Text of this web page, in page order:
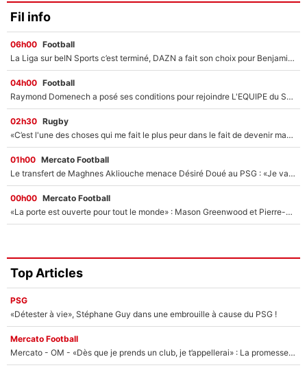
Fil info
06h00 Football
La Liga sur beIN Sports c’est terminé, DAZN a fait son choix pour Benjamin Da Silva et Omar Da Fonseca !
04h00 Football
Raymond Domenech a posé ses conditions pour rejoindre L'EQUIPE du Soir : Il refuse de faire l'émission avec un autre chroniqueur !
02h30 Rugby
«C’est l'une des choses qui me fait le plus peur dans le fait de devenir maman» : En couple avec Antoine Dupont, Iris Mittenaere s'inquiète déjà pour ses futurs enfants !
01h00 Mercato Football
Le transfert de Maghnes Akliouche menace Désiré Doué au PSG : «Je valide à 200%»
00h00 Mercato Football
«La porte est ouverte pour tout le monde» : Mason Greenwood et Pierre-Emerick Aubameyang ont quitté l'OM, Amine Gouiri balance sur la suite du mercato et sur la réaction du vestiaire !
Top Articles
PSG
«Détester à vie», Stéphane Guy dans une embrouille à cause du PSG !
Mercato Football
Mercato - OM - «Dès que je prends un club, je t’appellerai» : La promesse de Marcelino au moment de claquer la porte